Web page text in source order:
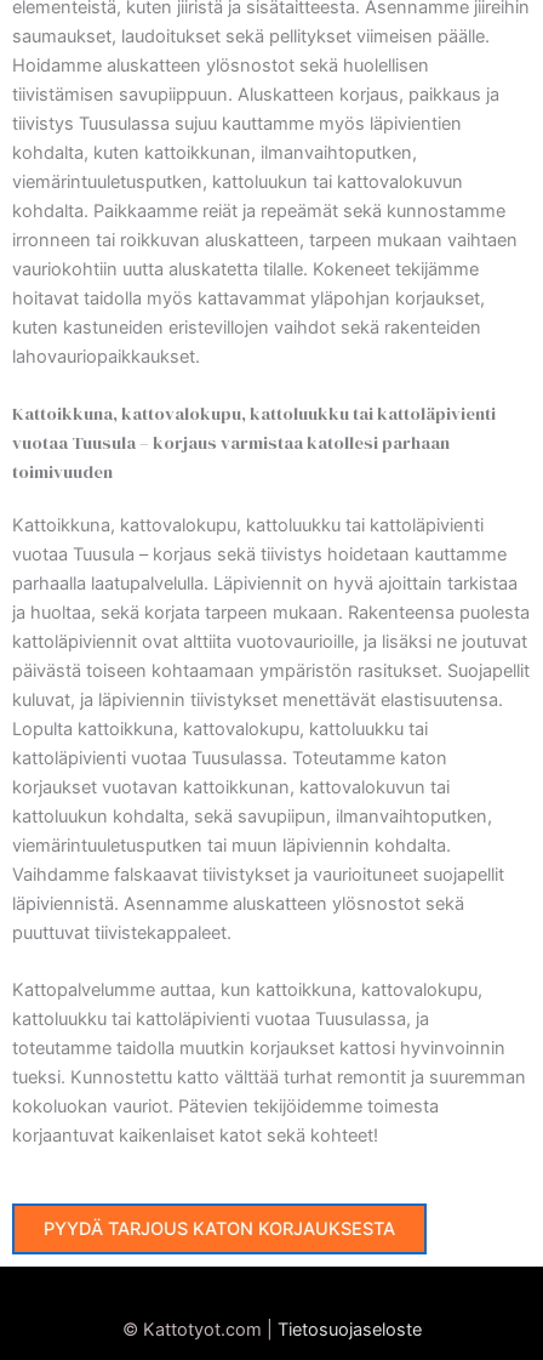
elementeistä, kuten jiiristä ja sisätaitteesta. Asennamme jiireihin
saumaukset, laudoitukset sekä pellitykset viimeisen päälle.
Hoidamme aluskatteen ylösnostot sekä huolellisen
tiivistämisen savupiippuun. Aluskatteen korjaus, paikkaus ja
tiivistys Tuusulassa sujuu kauttamme myös läpivientien
kohdalta, kuten kattoikkunan, ilmanvaihtoputken,
viemärintuuletusputken, kattoluukun tai kattovalokuvun
kohdalta. Paikkaamme reiät ja repeämät sekä kunnostamme
irronneen tai roikkuvan aluskatteen, tarpeen mukaan vaihtaen
vauriokohtiin uutta aluskatetta tilalle. Kokeneet tekijämme
hoitavat taidolla myös kattavammat yläpohjan korjaukset,
kuten kastuneiden eristevillojen vaihdot sekä rakenteiden
lahovauriopaikkaukset.
Kattoikkuna, kattovalokupu, kattoluukku tai kattoläpivienti
vuotaa Tuusula – korjaus varmistaa katollesi parhaan
toimivuuden
Kattoikkuna, kattovalokupu, kattoluukku tai kattoläpivienti
vuotaa Tuusula – korjaus sekä tiivistys hoidetaan kauttamme
parhaalla laatupalvelulla. Läpiviennit on hyvä ajoittain tarkistaa
ja huoltaa, sekä korjata tarpeen mukaan. Rakenteensa puolesta
kattoläpiviennit ovat alttiita vuotovaurioille, ja lisäksi ne joutuvat
päivästä toiseen kohtaamaan ympäristön rasitukset. Suojapellit
kuluvat, ja läpiviennin tiivistykset menettävät elastisuutensa.
Lopulta kattoikkuna, kattovalokupu, kattoluukku tai
kattoläpivienti vuotaa Tuusulassa. Toteutamme katon
korjaukset vuotavan kattoikkunan, kattovalokuvun tai
kattoluukun kohdalta, sekä savupiipun, ilmanvaihtoputken,
viemärintuuletusputken tai muun läpiviennin kohdalta.
Vaihdamme falskaavat tiivistykset ja vaurioituneet suojapellit
läpiviennistä. Asennamme aluskatteen ylösnostot sekä
puuttuvat tiivistekappaleet.
Kattopalvelumme auttaa, kun kattoikkuna, kattovalokupu,
kattoluukku tai kattoläpivienti vuotaa Tuusulassa, ja
toteutamme taidolla muutkin korjaukset kattosi hyvinvoinnin
tueksi. Kunnostettu katto välttää turhat remontit ja suuremman
kokoluokan vauriot. Pätevien tekijöidemme toimesta
korjaantuvat kaikenlaiset katot sekä kohteet!
PYYDÄ TARJOUS KATON KORJAUKSESTA
© Kattotyot.com | Tietosuojaseloste